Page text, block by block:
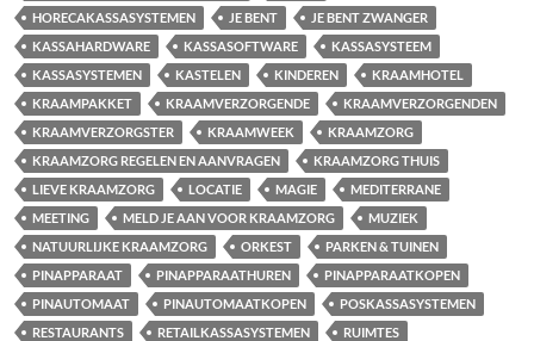
HORECAKASSASYSTEMEN
JE BENT
JE BENT ZWANGER
KASSAHARDWARE
KASSASOFTWARE
KASSASYSTEEM
KASSASYSTEMEN
KASTELEN KINDEREN
KRAAMHOTEL
KRAAMPAKKET
KRAAMVERZORGENDE
KRAAMVERZORGENDEN
KRAAMVERZORGSTER
KRAAMWEEK
KRAAMZORG
KRAAMZORG REGELEN EN AANVRAGEN
KRAAMZORG THUIS
LIEVE KRAAMZORG
LOCATIE MAGIE
MEDITERRANE
MEETING
MELD JE AAN VOOR KRAAMZORG
MUZIEK
NATUURLIJKE KRAAMZORG
ORKEST
PARKEN & TUINEN
PINAPPARAAT
PINAPPARAATHUREN
PINAPPARAATKOPEN
PINAUTOMAAT
PINAUTOMAATKOPEN
POSKASSASYSTEMEN
RESTAURANTS
RETAILKASSASYSTEMEN
RUIMTES